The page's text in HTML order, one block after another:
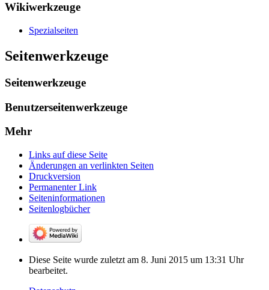
Wikiwerkzeuge
Spezialseiten
Seitenwerkzeuge
Seitenwerkzeuge
Benutzerseitenwerkzeuge
Mehr
Links auf diese Seite
Änderungen an verlinkten Seiten
Druckversion
Permanenter Link
Seiten­­informationen
Seitenlogbücher
Diese Seite wurde zuletzt am 8. Juni 2015 um 13:31 Uhr
bearbeitet.